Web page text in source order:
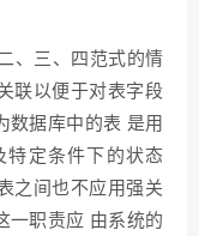
、三、四范式的情
联以便于对表字段
数据库中的表 是用
特定条件下的状态
之间也不应用强关
一职责应 由系统的